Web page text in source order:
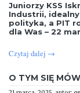
Juniorzy KSS
Industrii,
polityka, a PIT
dla Was – 22
Czytaj dalej →
O TYM SIĘ